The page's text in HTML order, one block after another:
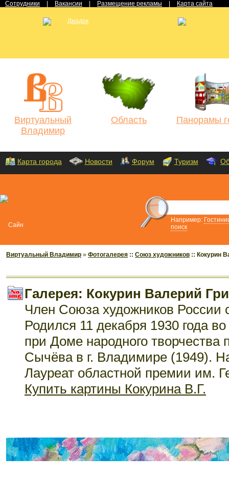
Сотрудники Вакансии Размещение рекламы Карта сайта
Виртуальный
Владимир
Область Панорамы
Карта города Новости Форум Туризм
Например:
поиск
Виртуальный Владимир » Фотогалерея :: Союз художников :: Кокурин
Галерея: Кокурин Валерий
Член Союза художников России
Родился 11 декабря 1930 года
при Доме народного
Сычёва в г. Владимире (1949).
Лауреат областной премии им.
Купить картины Кокурина В.Г.